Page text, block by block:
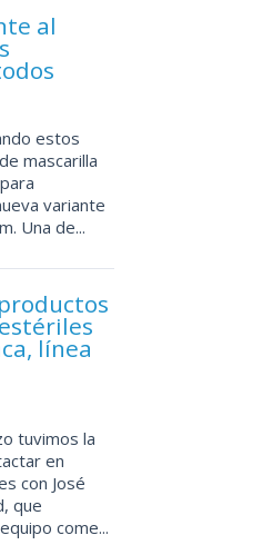
al
estos
mascarilla
variante
Una de...
línea
tuvimos la
en
con José
que
come...